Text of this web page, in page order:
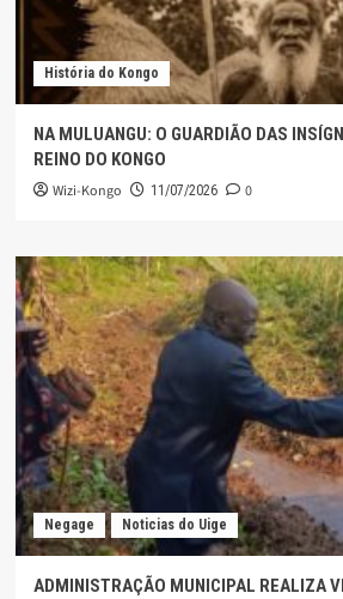
História do Kongo
NA MULUANGU: O GUARDIÃO DAS
REINO DO KONGO
Wizi-Kongo 11/07/2026 0
Negage Noticias do Uige
ADMINISTRAÇÃO MUNICIPAL REALIZA